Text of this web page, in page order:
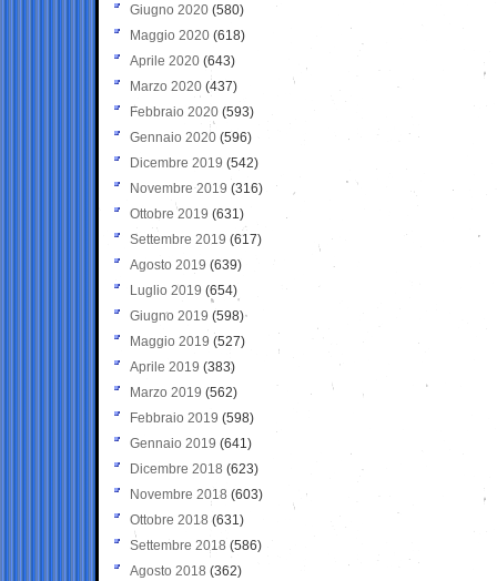
Giugno 2020 (580)
Maggio 2020 (618)
Aprile 2020 (643)
Marzo 2020 (437)
Febbraio 2020 (593)
Gennaio 2020 (596)
Dicembre 2019 (542)
Novembre 2019 (316)
Ottobre 2019 (631)
Settembre 2019 (617)
Agosto 2019 (639)
Luglio 2019 (654)
Giugno 2019 (598)
Maggio 2019 (527)
Aprile 2019 (383)
Marzo 2019 (562)
Febbraio 2019 (598)
Gennaio 2019 (641)
Dicembre 2018 (623)
Novembre 2018 (603)
Ottobre 2018 (631)
Settembre 2018 (586)
Agosto 2018 (362)